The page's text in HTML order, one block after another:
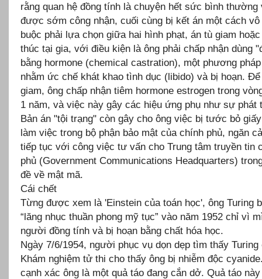
rằng quan hệ đồng tính là chuyện hết sức bình thường
được sớm công nhận, cuối cùng bị kết án một cách
buộc phải lựa chọn giữa hai hình phạt, án tù giam
thúc tại gia, với điều kiện là ông phải chấp nhận dùng
bằng hormone (chemical castration), một phương
nhằm ức chế khát khao tình dục (libido) và bị hoạn.
giam, ông chấp nhận tiêm hormone estrogen trong
1 năm, và việc này gây các hiệu ứng phụ như sự phát
Bản án "tội trạng" còn gây cho ông việc bị tước bỏ
làm việc trong bộ phận bảo mật của chính phủ, ngăn
tiếp tục với công việc tư vấn cho Trung tâm truyền tin
phủ (Government Communications Headquarters)
đề về mật mã.
Cái chết
Từng được xem là 'Einstein của toán học', ông Turing
“lăng nhục thuần phong mỹ tục” vào năm 1952 chỉ vì
người đồng tính và bị hoạn bằng chất hóa học.
Ngày 7/6/1954, người phục vụ dọn dẹp tìm thấy Turing
Khám nghiệm tử thi cho thấy ông bị nhiễm độc
cạnh xác ông là một quả táo đang cắn dở. Quả táo